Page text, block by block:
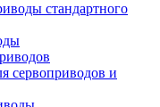
стандартного
сервоприводов и